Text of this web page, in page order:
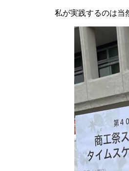
私が実践するのは当